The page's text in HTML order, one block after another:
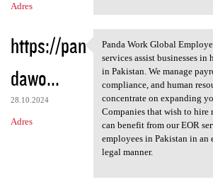
Adres
https://pan
dawo...
28.10.2024
Adres
Panda Work Global
Panda Work Global
services assist businesses
in Pakistan. We manage
compliance, and human
concentrate on expanding
Companies that wish to hire
can benefit from our EOR
employees in Pakistan in an
legal manner.